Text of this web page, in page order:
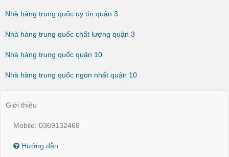
Nhà hàng trung quốc uy tín quận 3
Nhà hàng trung quốc chất lượng quận 3
Nhà hàng trung quốc quận 10
Nhà hàng trung quốc ngon nhất quận 10
Giới thiệu
Mobile: 0369132468
Hướng dẫn